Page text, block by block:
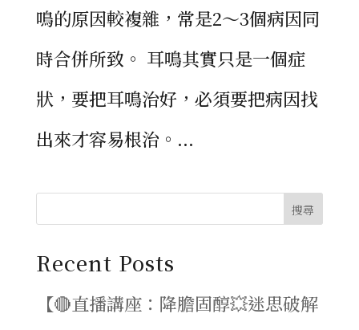
鳴的原因較複雜，常是2～3個病因同
時合併所致。 耳鳴其實只是一個症
狀，要把耳鳴治好，必須要把病因找
出來才容易根治。...
搜尋
Recent Posts
【🔴直播講座：降膽固醇💥迷思破解